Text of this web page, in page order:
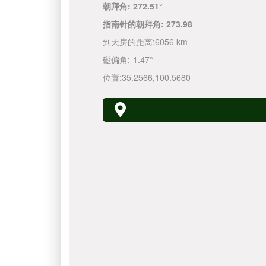
朝拜角: 272.51°
指南针的朝拜角: 273.98
到天房的距离:6056 km
磁偏角:-1.47°
位置:35.2566,100.5680